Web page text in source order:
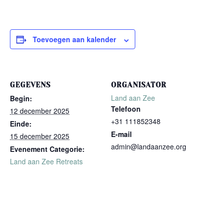
Toevoegen aan kalender
GEGEVENS
Begin:
12 december 2025
Einde:
15 december 2025
Evenement Categorie:
Land aan Zee Retreats
ORGANISATOR
Land aan Zee
Telefoon
+31 111852348
E-mail
admin@landaanzee.org